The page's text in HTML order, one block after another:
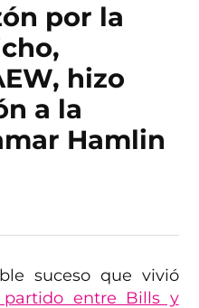
por la
hizo
a la
Hamlin
suceso que vivió
entre Bills y